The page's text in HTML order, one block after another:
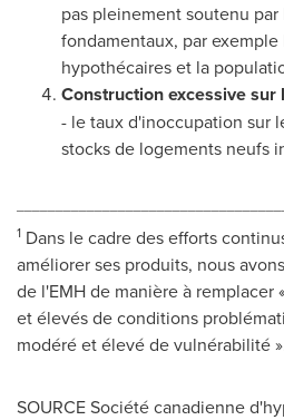
pas pleinement soutenu par
fondamentaux, par
hypothécaires et la
Construction excessive
- le taux d'inoccupation sur
stocks de logements neufs
1 Dans le cadre des efforts
améliorer ses produits, nous
de l'EMH de manière à remplacer
et élevés de conditions
modéré et élevé de vulnérabilité
SOURCE Société canadienne